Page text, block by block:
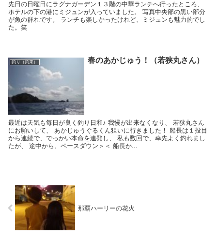
先日の日曜日にラグナガーデン１３階の中華ランチへ行ったところ、
ホテルの下の港にミジュンが入っていました。 写真中央部の黒い部分
が魚の群れです。 ランチも楽しかったけれど、ミジュンも魅力的でし
た。笑
釣り（釣果） 春のあかじゅう！（若狭丸さん）
最近は天気も毎日が良く釣り日和♪ 我慢が出来なくなり、 若狭丸さん
にお願いして、 あかじゅうぐるくん狙いに行きました！ 船長は１投目
から連続で、でっかい本命を連発し、 私も数回で、幸先よく釣れまし
たが、 途中から、ペースダウン＞＜ 船長か...
那覇ハーリーの花火